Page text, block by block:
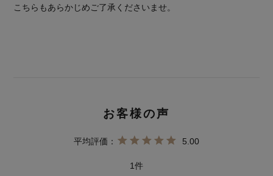
こちらもあらかじめご了承くださいませ。
5.00
1